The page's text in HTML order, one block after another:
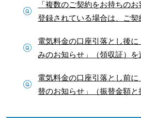
「複数のご契約をお持ちの
登録されている場合は、ご契
電気料金の口座引落とし後
みのお知らせ」（領収証）を
電気料金の口座引落とし前
替のお知らせ」（振替金額と